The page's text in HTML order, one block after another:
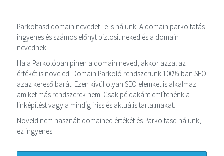
Parkoltasd domain nevedet Te is nálunk! A domain parkoltatás
ingyenes és számos előnyt biztosít neked és a domain
nevednek.
Ha a Parkolóban pihen a domain neved, akkor azzal az
értékét is növeled. Domain Parkoló rendszerünk 100%-ban SEO
azaz kereső barát. Ezen kívül olyan SEO elemket is alkalmaz
amiket más rendszerek nem. Csak példakánt említenénk a
linképítést vagy a mindíg friss és aktuális tartalmakat.
Növeld nem használt domained értékét és Parkoltasd nálunk,
ez ingyenes!